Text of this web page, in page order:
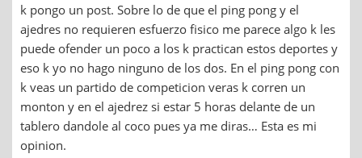
k pongo un post. Sobre lo de que el ping pong y el
ajedres no requieren esfuerzo fisico me parece algo k les
puede ofender un poco a los k practican estos deportes y
eso k yo no hago ninguno de los dos. En el ping pong con
k veas un partido de competicion veras k corren un
monton y en el ajedrez si estar 5 horas delante de un
tablero dandole al coco pues ya me diras… Esta es mi
opinion.